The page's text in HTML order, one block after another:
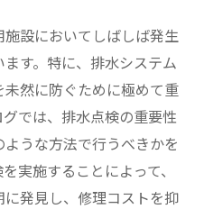
設においてしばしば発生
す。特に、排水システム
然に防ぐために極めて重
では、排水点検の重要性
うな方法で行うべきかを
実施することによって、
発見し、修理コストを抑